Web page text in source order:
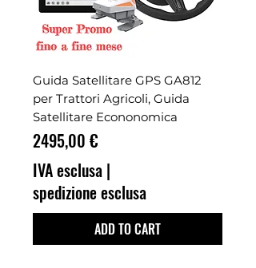
Guida Satellitare GPS GA812
per Trattori Agricoli, Guida
Satellitare Econonomica
Prezzo
2495,00 €
IVA esclusa |
spedizione esclusa
ADD TO CART